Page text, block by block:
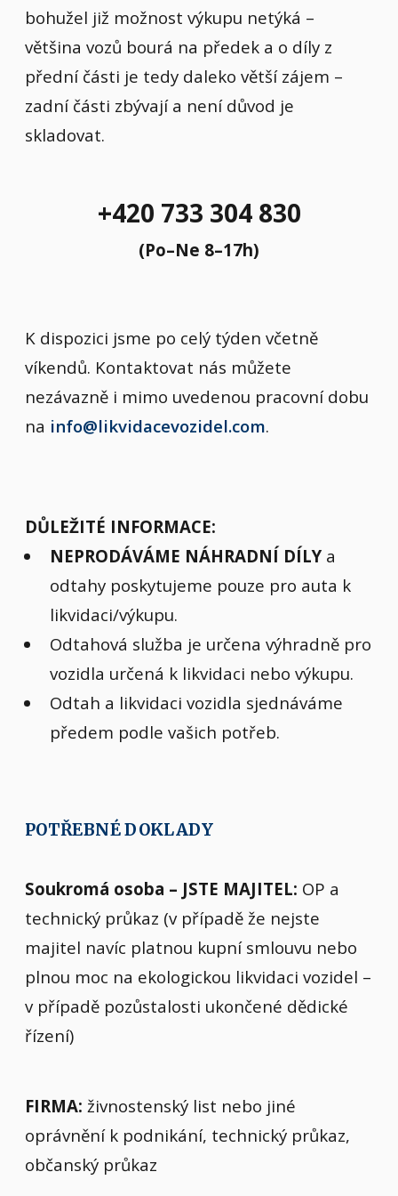
bohužel již možnost výkupu netýká –
většina vozů bourá na předek a o díly z
přední části je tedy daleko větší zájem –
zadní části zbývají a není důvod je
skladovat.
+420 733 304 830
(Po–Ne 8–17h)
K dispozici jsme po celý týden včetně
víkendů. Kontaktovat nás můžete
nezávazně i mimo uvedenou pracovní dobu
na info@likvidacevozidel.com.
DŮLEŽITÉ INFORMACE:
NEPRODÁVÁME NÁHRADNÍ DÍLYa
odtahy poskytujeme pouze pro auta k
likvidaci/výkupu.
Odtahová služba je určena výhradně pro
vozidla určená k likvidaci nebo výkupu.
Odtah a likvidaci vozidla sjednáváme
předem podle vašich potřeb.
POTŘEBNÉ DOKLADY
Soukromá osoba – JSTE MAJITEL: OP a
technický průkaz (v případě že nejste
majitel navíc platnou kupní smlouvu nebo
plnou moc na ekologickou likvidaci vozidel –
v případě pozůstalosti ukončené dědické
řízení)
FIRMA: živnostenský list nebo jiné
oprávnění k podnikání, technický průkaz,
občanský průkaz